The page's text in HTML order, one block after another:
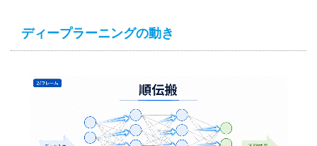
ディープラーニングの動き